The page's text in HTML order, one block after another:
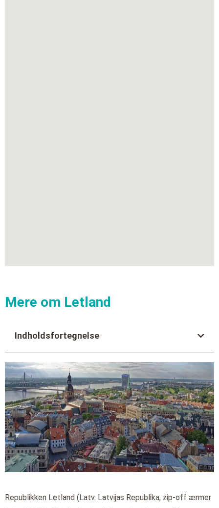
Mere om Letland
Indholdsfortegnelse
Republikken Letland (Latv. Latvijas Republika, zip-off ærmer